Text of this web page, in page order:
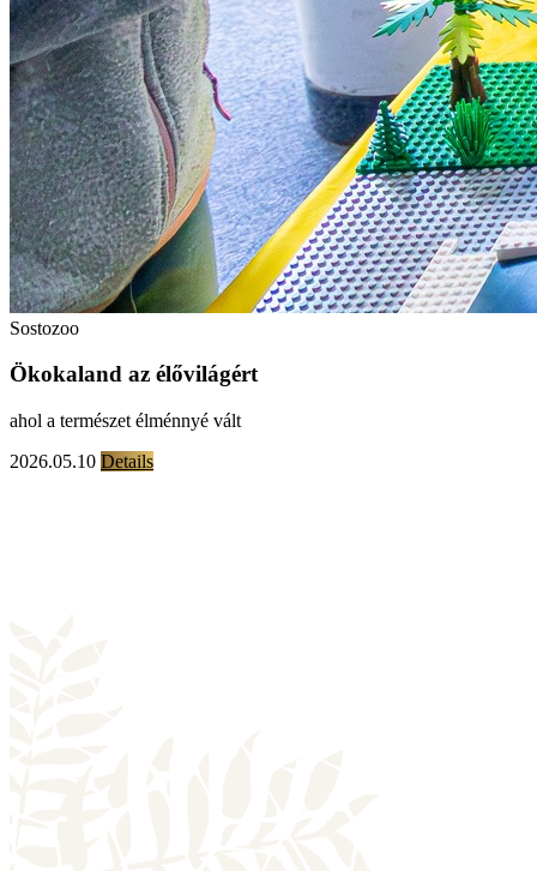
Sostozoo
Ökokaland az élővilágért
ahol a természet élménnyé vált
2026.05.10 Details